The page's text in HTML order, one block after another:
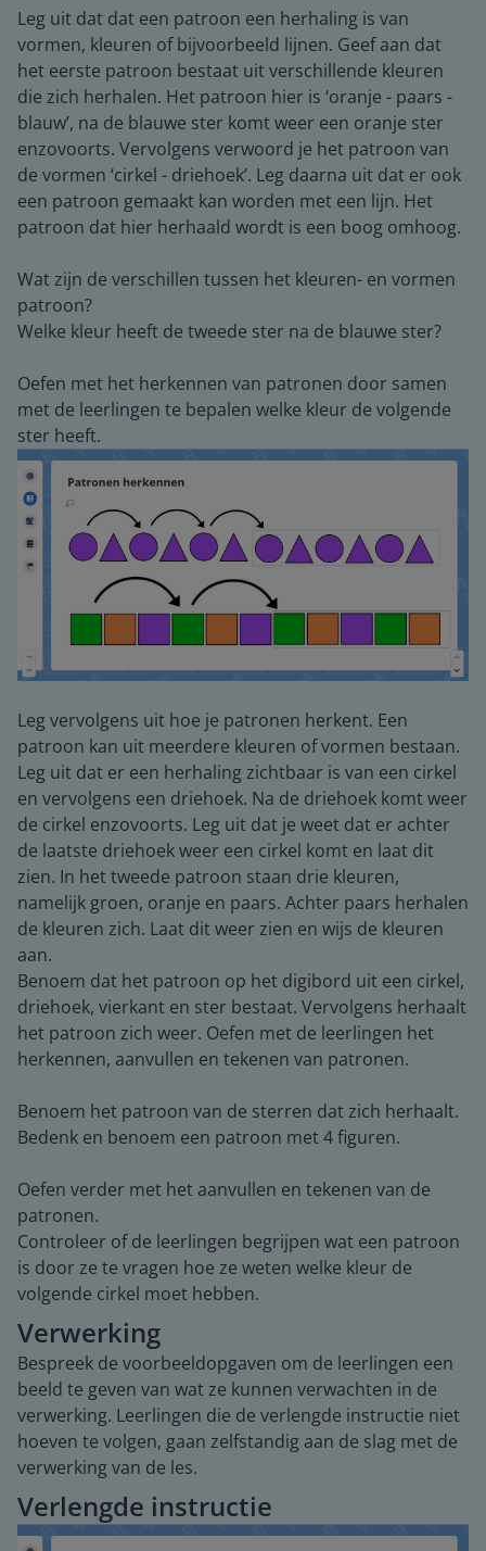
Leg uit dat dat een patroon een herhaling is van
vormen, kleuren of bijvoorbeeld lijnen. Geef aan dat
het eerste patroon bestaat uit verschillende kleuren
die zich herhalen. Het patroon hier is ‘oranje - paars -
blauw’, na de blauwe ster komt weer een oranje ster
enzovoorts. Vervolgens verwoord je het patroon van
de vormen ‘cirkel - driehoek’. Leg daarna uit dat er ook
een patroon gemaakt kan worden met een lijn. Het
patroon dat hier herhaald wordt is een boog omhoog.
Wat zijn de verschillen tussen het kleuren- en vormen
patroon?
Welke kleur heeft de tweede ster na de blauwe ster?
Oefen met het herkennen van patronen door samen
met de leerlingen te bepalen welke kleur de volgende
ster heeft.
Leg vervolgens uit hoe je patronen herkent. Een
patroon kan uit meerdere kleuren of vormen bestaan.
Leg uit dat er een herhaling zichtbaar is van een cirkel
en vervolgens een driehoek. Na de driehoek komt weer
de cirkel enzovoorts. Leg uit dat je weet dat er achter
de laatste driehoek weer een cirkel komt en laat dit
zien. In het tweede patroon staan drie kleuren,
namelijk groen, oranje en paars. Achter paars herhalen
de kleuren zich. Laat dit weer zien en wijs de kleuren
aan.
Benoem dat het patroon op het digibord uit een cirkel,
driehoek, vierkant en ster bestaat. Vervolgens herhaalt
het patroon zich weer. Oefen met de leerlingen het
herkennen, aanvullen en tekenen van patronen.
Benoem het patroon van de sterren dat zich herhaalt.
Bedenk en benoem een patroon met 4 figuren.
Oefen verder met het aanvullen en tekenen van de
patronen.
Controleer of de leerlingen begrijpen wat een patroon
is door ze te vragen hoe ze weten welke kleur de
volgende cirkel moet hebben.
Verwerking
Bespreek de voorbeeldopgaven om de leerlingen een
beeld te geven van wat ze kunnen verwachten in de
verwerking. Leerlingen die de verlengde instructie niet
hoeven te volgen, gaan zelfstandig aan de slag met de
verwerking van de les.
Verlengde instructie